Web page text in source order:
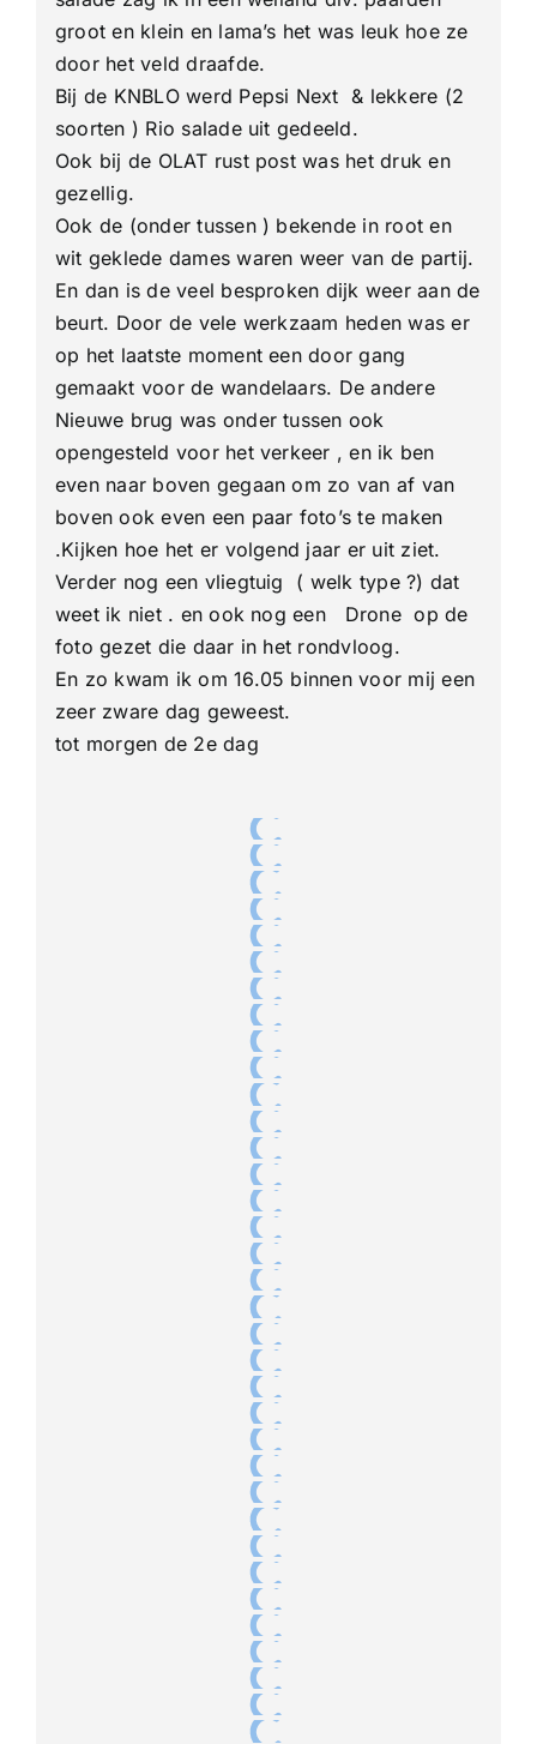
groot en klein en lama’s het was leuk hoe ze
door het veld draafde.
Bij de KNBLO werd Pepsi Next & lekkere (2
soorten ) Rio salade uit gedeeld.
Ook bij de OLAT rust post was het druk en
gezellig.
Ook de (onder tussen ) bekende in root en
wit geklede dames waren weer van de partij.
En dan is de veel besproken dijk weer aan de
beurt. Door de vele werkzaam heden was er
op het laatste moment een door gang
gemaakt voor de wandelaars. De andere
Nieuwe brug was onder tussen ook
opengesteld voor het verkeer , en ik ben
even naar boven gegaan om zo van af van
boven ook even een paar foto’s te maken
.Kijken hoe het er volgend jaar er uit ziet.
Verder nog een vliegtuig ( welk type ?) dat
weet ik niet . en ook nog een Drone op de
foto gezet die daar in het rondvloog.
En zo kwam ik om 16.05 binnen voor mij een
zeer zware dag geweest.
tot morgen de 2e dag